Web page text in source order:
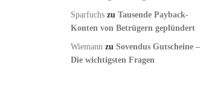
Sparfuchs zu Tausende Payback-
Konten von Betrügern geplündert
Wiemann zu Sovendus Gutscheine –
Die wichtigsten Fragen